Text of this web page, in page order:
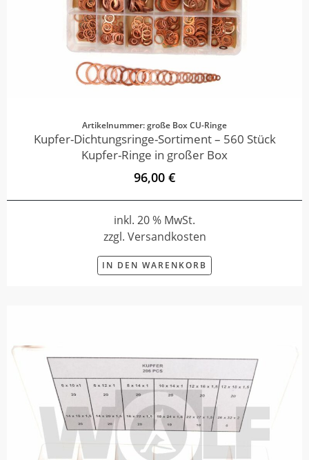
Artikelnummer: große Box CU-Ringe
Kupfer-Dichtungsringe-Sortiment – 560 Stück
Kupfer-Ringe in großer Box
96,00 €
inkl. 20 % MwSt.
zzgl. Versandkosten
IN DEN WARENKORB